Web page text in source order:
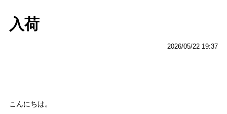
入荷
2026/05/22 19:37
こんにちは。